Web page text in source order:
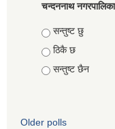
चन्दननाथ
Choices
सन्तुष्ट छु
ठिकै छ
सन्तुष्ट छैन
Older polls